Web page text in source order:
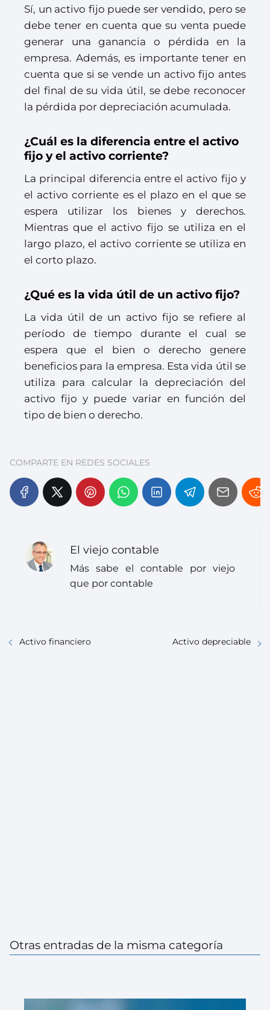
Sí, un activo fijo puede ser vendido, pero se
debe tener en cuenta que su venta puede
generar una ganancia o pérdida en la
empresa. Además, es importante tener en
cuenta que si se vende un activo fijo antes
del final de su vida útil, se debe reconocer
la pérdida por depreciación acumulada.
¿Cuál es la diferencia entre el activo
fijo y el activo corriente?
La principal diferencia entre el activo fijo y
el activo corriente es el plazo en el que se
espera utilizar los bienes y derechos.
Mientras que el activo fijo se utiliza en el
largo plazo, el activo corriente se utiliza en
el corto plazo.
¿Qué es la vida útil de un activo fijo?
La vida útil de un activo fijo se refiere al
período de tiempo durante el cual se
espera que el bien o derecho genere
beneficios para la empresa. Esta vida útil se
utiliza para calcular la depreciación del
activo fijo y puede variar en función del
tipo de bien o derecho.
COMPARTE EN REDES SOCIALES
El viejo contable
Más sabe el contable por viejo
que por contable
Activo financiero Activo depreciable
Otras entradas de la misma categoría